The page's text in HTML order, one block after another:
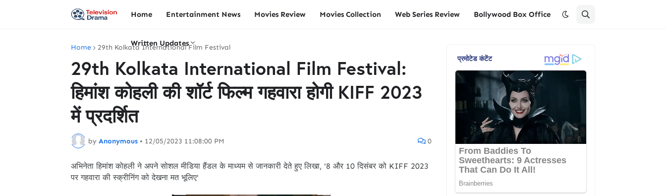
Home Entertainment News Movies Review Movies Collection Web Series Review Bollywood Box Office
Written Updates
Home 29th Kolkata International Film Festival
29th Kolkata International Film Festival:
हिमांश कोहली की शॉर्ट फिल्म गहवारा होगी KIFF 2023
में प्रदर्शित
by Anonymous • 12/05/2023 11:08:00 PM 0
अभिनेता हिमांश कोहली ने अपने सोशल मीडिया हैंडल के माध्यम से जानकारी देते हुए लिखा, '8 और 10 दिसंबर को KIFF 2023
पर गहवारा की स्क्रीनिंग को देखना मत भूलिए'